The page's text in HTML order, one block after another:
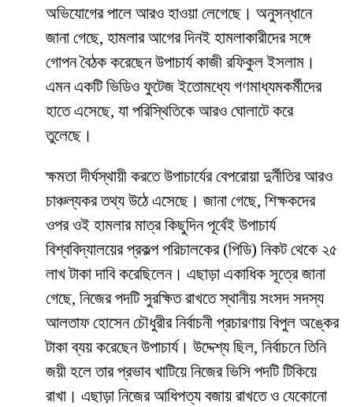
অভিযোগের পালে আরও হাওয়া লেগেছে। অনুসন্ধানে
জানা গেছে, হামলার আগের দিনই হামলাকারীদের সঙ্গে
গোপন বৈঠক করেছেন উপাচার্য কাজী রফিকুল ইসলাম।
এমন একটি ভিডিও ফুটেজ ইতোমধ্যে গণমাধ্যমকর্মীদের
হাতে এসেছে, যা পরিস্থিতিকে আরও ঘোলাটে করে
তুলেছে।
​ক্ষমতা দীর্ঘস্থায়ী করতে উপাচার্যের বেপরোয়া দুর্নীতির আরও
চাঞ্চল্যকর তথ্য উঠে এসেছে। জানা গেছে, শিক্ষকদের
ওপর ওই হামলার মাত্র কিছুদিন পূর্বেই উপাচার্য
বিশ্ববিদ্যালয়ের প্রকল্প পরিচালকের (পিডি) নিকট থেকে ২৫
লাখ টাকা দাবি করেছিলেন। এছাড়া একাধিক সূত্রে জানা
গেছে, নিজের পদটি সুরক্ষিত রাখতে স্থানীয় সংসদ সদস্য
আলতাফ হোসেন চৌধুরীর নির্বাচনী প্রচারণায় বিপুল অঙ্কের
টাকা ব্যয় করেছেন উপাচার্য। উদ্দেশ্য ছিল, নির্বাচনে তিনি
জয়ী হলে তার প্রভাব খাটিয়ে নিজের ভিসি পদটি টিকিয়ে
রাখা। এছাড়া নিজের আধিপত্য বজায় রাখতে ও যেকোনো